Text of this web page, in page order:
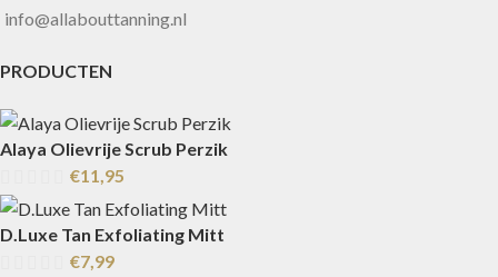
info@allabouttanning.nl
PRODUCTEN
Alaya Olievrije Scrub Perzik
€11,95
D.Luxe Tan Exfoliating Mitt
€7,99